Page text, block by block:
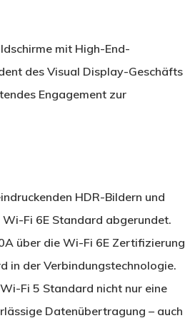
mit High-End-
des Visual Display-Geschäfts
Engagement zur
HDR-Bildern und
Fi 6E Standard abgerundet.
über die Wi-Fi 6E Zertifizierung
in der Verbindungstechnologie.
Fi 5 Standard nicht nur eine
Datenübertragung – auch